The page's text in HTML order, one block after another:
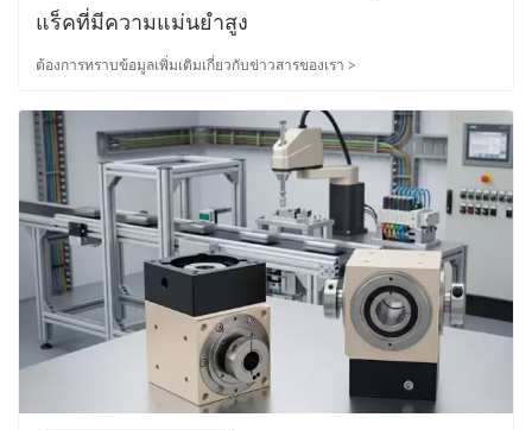
แร็คที่มีความแม่นยำสูง
ต้องการทราบข้อมูลเพิ่มเติมเกี่ยวกับข่าวสารของเรา >